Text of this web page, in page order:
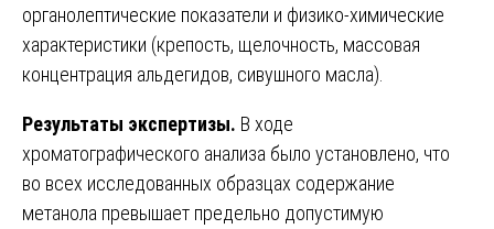
органолептические показатели и физико-химические
характеристики (крепость, щелочность, массовая
концентрация альдегидов, сивушного масла).
Результаты экспертизы. В ходе
хроматографического анализа было установлено, что
во всех исследованных образцах содержание
метанола превышает предельно допустимую